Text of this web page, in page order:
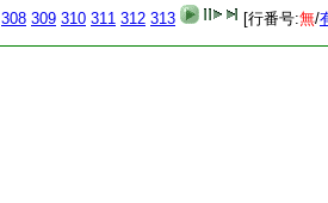
308 309 310 311 312 313 [行番号:無/